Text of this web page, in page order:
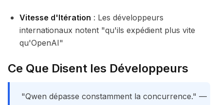
Vitesse d'Itération : Les développeurs
internationaux notent "qu'ils expédient plus vite
qu'OpenAI"
Ce Que Disent les Développeurs
"Qwen dépasse constamment la concurrence." —